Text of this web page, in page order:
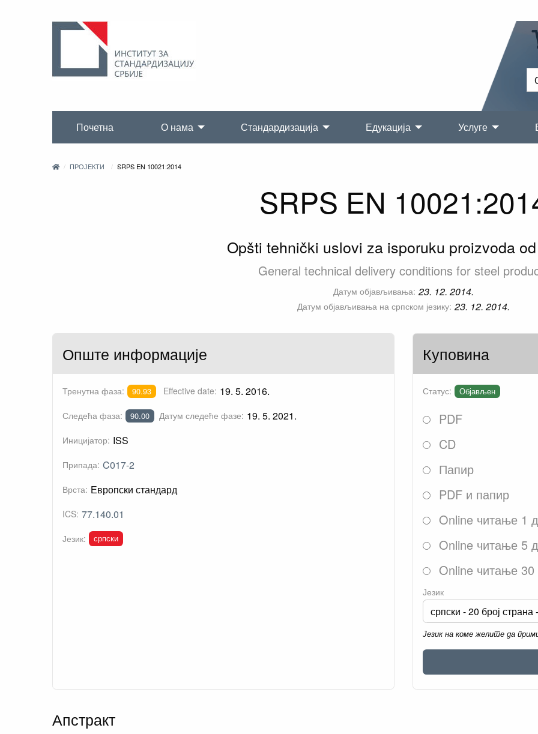
Почетна О нама Стандардизација Едукација Услуге
ПРОЈЕКТИ SRPS EN 10021:2014
SRPS EN
Opšti tehnički uslovi za isporuku proizvoda
General technical delivery conditions for steel
Датум објављивања: 23. 12. 2014.
Датум објављивања на српском језику: 23. 12. 2014.
Опште информације
Тренутна фаза: 90.93 Effective date: 19. 5. 2016.
Следећа фаза: 90.00 Датум следеће фазе: 19. 5. 2021.
Иницијатор: ISS
Припада: C017-2
Врста: Европски стандард
ICS: 77.140.01
Језик: српски
Куповина
Статус: Објављен
PDF
CD
Папир
PDF и папир
Online читање 1
Online читање 5
Online читање
Језик
Језик на коме желите да
Апстракт